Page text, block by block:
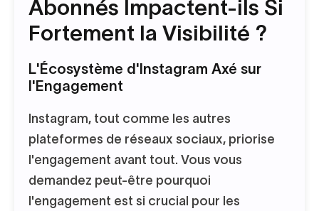
Abonnés Impactent-ils Si
Fortement la Visibilité ?
L'Écosystème d'Instagram Axé sur
l'Engagement
Instagram, tout comme les autres
plateformes de réseaux sociaux, priorise
l'engagement avant tout. Vous vous
demandez peut-être pourquoi
l'engagement est si crucial pour les